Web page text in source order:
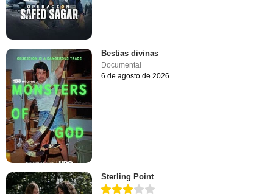
Bestias divinas
Documental
6 de agosto de 2026
Sterling Point